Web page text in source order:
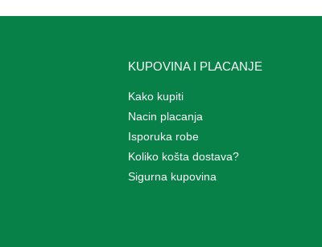
KUPOVINA I PLACANJE
Kako kupiti
Nacin placanja
Isporuka robe
Koliko košta dostava?
Sigurna kupovina